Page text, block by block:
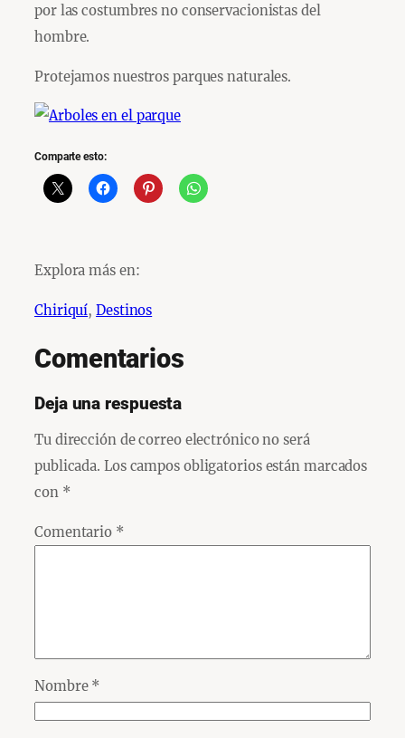
por las costumbres no conservacionistas del
hombre.
Protejamos nuestros parques naturales.
Comparte esto:
Explora más en:
Chiriquí, Destinos
Comentarios
Deja una respuesta
Tu dirección de correo electrónico no será
publicada. Los campos obligatorios están marcados
con *
Comentario *
Nombre *